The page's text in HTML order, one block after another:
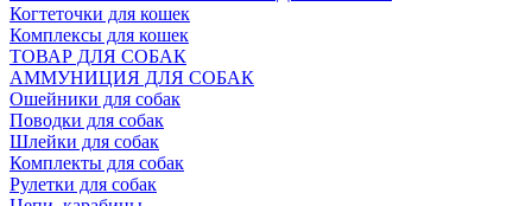
Когтеточки для кошек
Комплексы для кошек
ТОВАР ДЛЯ СОБАК
АММУНИЦИЯ ДЛЯ СОБАК
Ошейники для собак
Поводки для собак
Шлейки для собак
Комплекты для собак
Рулетки для собак